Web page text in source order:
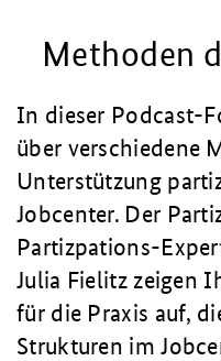
Methoden
In dieser Podcast-
über verschiedene
Unterstützung
Jobcenter. Der
Partizpations-
Julia Fielitz zeigen
für die Praxis auf,
Strukturen im